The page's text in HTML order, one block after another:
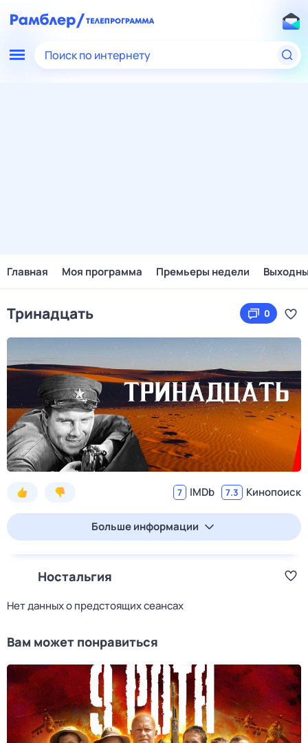
Поиск по интернету
Главная Моя программа Премьеры недели
Тринадцать 0
7 IMDb 7.3 Кинопоиск
Больше информации
Ностальгия
Нет данных о предстоящих сеансах
Вам может понравиться